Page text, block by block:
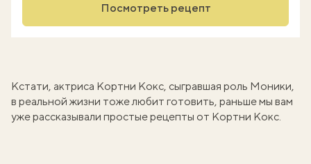
Посмотреть рецепт
Кстати, актриса Кортни Кокс, сыгравшая роль Моники,
в реальной жизни тоже любит готовить, раньше мы вам
уже рассказывали простые рецепты от Кортни Кокс